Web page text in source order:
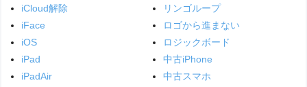
iCloud解除
iFace
iOS
iPad
iPadAir
リンゴループ
ロゴから進まない
ロジックボード
中古iPhone
中古スマホ